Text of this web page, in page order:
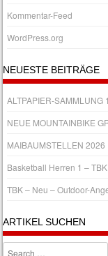
Kommentar-Feed
WordPress.org
NEUESTE BEITRÄGE
ALTPAPIER-SAMMLUNG
NEUE MOUNTAINBIKE
MAIBAUMSTELLEN 2026
Basketball Herren 1 –
TBK – Neu – Outdoor-
ARTIKEL SUCHEN
Search